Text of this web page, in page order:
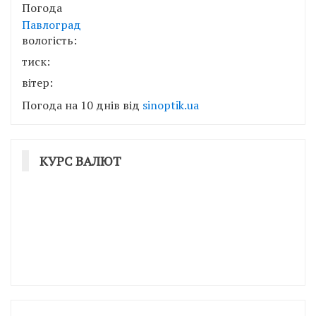
Погода
Павлоград
вологість:
тиск:
вітер:
Погода на 10 днів від sinoptik.ua
КУРС ВАЛЮТ